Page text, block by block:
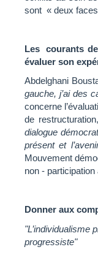
sont « deux
Les courants
évaluer son
Abdelghani
gauche, j’ai des
concerne
de
dialogue
présent et
Mouvement
non -
Donner aux
"L’individualisme
progressiste"